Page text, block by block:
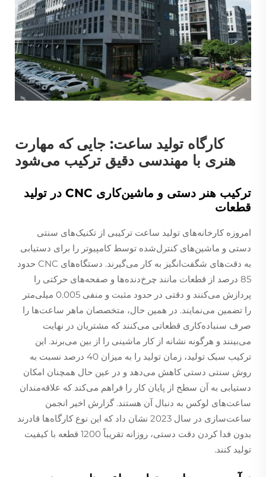
کارگاه تولید ساعت: جایی که مهارت
هنری با مهندسی دقیق ترکیب می‌شود
ترکیب هنر دستی و ماشین‌کاری CNC در تولید
قطعات
امروزه کارخانه‌های تولید ساعت ترکیبی از تکنیک‌های سنتی
دستی و ماشین‌های کنترل‌شده توسط کامپیوتر را برای دستیابی
به دقت‌های شگفت‌انگیز به کار می‌گیرند. دستگاه‌های CNC حدود
85 درصد از قطعات مانند چرخ‌دنده‌ها و صفحه‌های حرکتی را
پردازش می‌کنند و دقتی در حدود مثبت و منفی 0.005 میلی‌متر
را تضمین می‌نمایند. در همین حال، متخصصان ماهر ساعت‌ها را
صرف سنباده‌کاری قطعاتی می‌کنند که مشتریان در نهایت
می‌بینند و هرگونه نشانه از کار ماشینی را از بین می‌برند. این
ترکیب سبک تولید، زمان تولید را به میزان 40 درصد نسبت به
روش سنتی دستی کاهش می‌دهد و در عین حال همچنان امکان
دستیابی به آن سطح از پایان کار را فراهم می‌کند که علاقه‌مندان
ساعت‌های لوکس به دنبال آن هستند. گزارش اخیر انجمن
ساعت‌سازی در سال 2023 نشان داد که این نوع کارگاه‌ها قادرند
بدون فدا کردن دقت دستی، روزانه تقریباً 1200 قطعه با کیفیت
تولید کنند.